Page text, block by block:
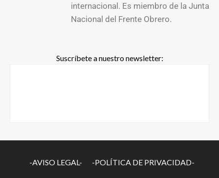
internacional. Es miembro de la Junta
Nacional del Frente Obrero.
Suscríbete a nuestro newsletter:
-AVISO LEGAL- -POLÍTICA DE PRIVACIDAD-